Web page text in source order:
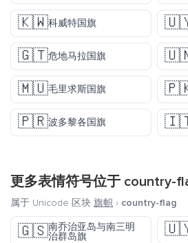
🇰🇼科威特国旗
🇬🇹危地马拉国旗
🇲🇺毛里求斯国旗
🇵🇷波多黎各国旗
更多表情符号位于 country-
属于 Unicode 区块 旗帜 › country-flag
🇬🇸南乔治亚岛与南三明
治群岛旗